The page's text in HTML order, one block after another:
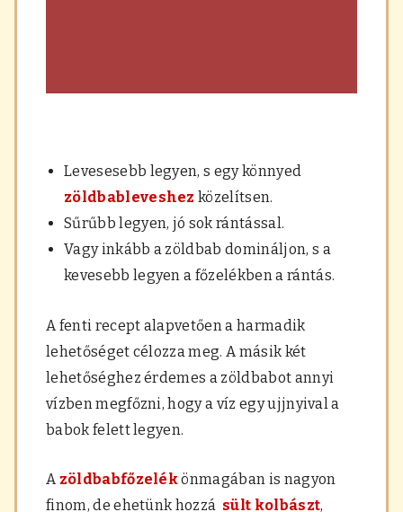
Levesesebb legyen, s egy könnyed
zöldbableveshez közelítsen.
Sűrűbb legyen, jó sok rántással.
Vagy inkább a zöldbab domináljon, s a
kevesebb legyen a főzelékben a rántás.
A fenti recept alapvetően a harmadik
lehetőséget célozza meg. A másik két
lehetőséghez érdemes a zöldbabot annyi
vízben megfőzni, hogy a víz egy ujjnyival a
babok felett legyen.
A zöldbabfőzelékönmagában is nagyon
finom, de ehetünk hozzá sült kolbászt,